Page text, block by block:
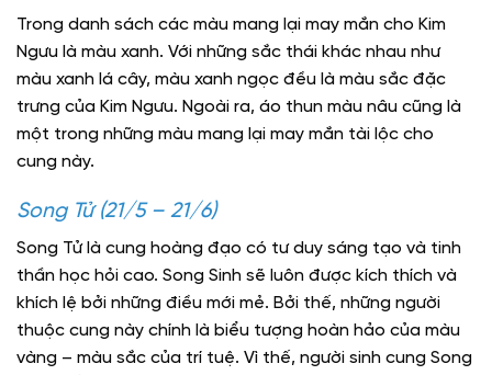
Trong danh sách các màu mang lại may mắn cho Kim
Ngưu là màu xanh. Với những sắc thái khác nhau như
màu xanh lá cây, màu xanh ngọc đều là màu sắc đặc
trưng của Kim Ngưu. Ngoài ra, áo thun màu nâu cũng là
một trong những màu mang lại may mắn tài lộc cho
cung này.
Song Tử (21/5 – 21/6)
Song Tử là cung hoàng đạo có tư duy sáng tạo và tinh
thần học hỏi cao. Song Sinh sẽ luôn được kích thích và
khích lệ bởi những điều mới mẻ. Bởi thế, những người
thuộc cung này chính là biểu tượng hoàn hảo của màu
vàng – màu sắc của trí tuệ. Vì thế, người sinh cung Song